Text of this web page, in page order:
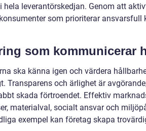
hela leverantörskedjan. Genom att
som prioriterar
som kommunicerar
ska känna igen och värdera
Transparens och ärlighet är
skada förtroendet. Effektiv
materialval, socialt ansvar och
exempel kan företag skapa